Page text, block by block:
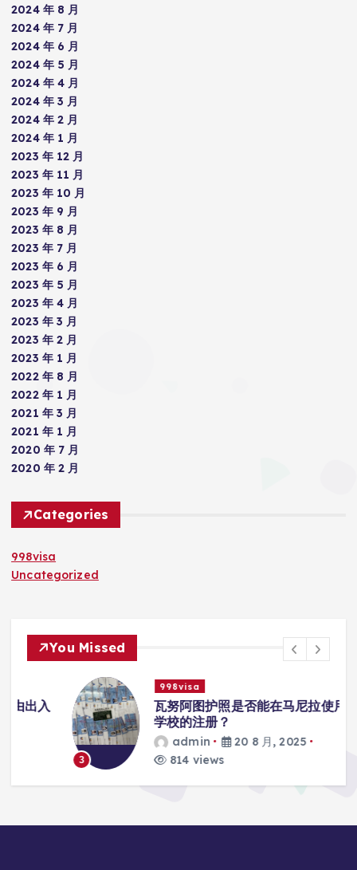
2024 年 8 月
2024 年 7 月
2024 年 6 月
2024 年 5 月
2024 年 4 月
2024 年 3 月
2024 年 2 月
2024 年 1 月
2023 年 12 月
2023 年 11 月
2023 年 10 月
2023 年 9 月
2023 年 8 月
2023 年 7 月
2023 年 6 月
2023 年 5 月
2023 年 4 月
2023 年 3 月
2023 年 2 月
2023 年 1 月
2022 年 8 月
2022 年 1 月
2021 年 3 月
2021 年 1 月
2020 年 7 月
2020 年 2 月
Categories
998visa
Uncategorized
You Missed
998visa
瓦努阿图护照是否能在马尼拉使用国际
学校的注册？
admin
20 8 月, 2025
814 views